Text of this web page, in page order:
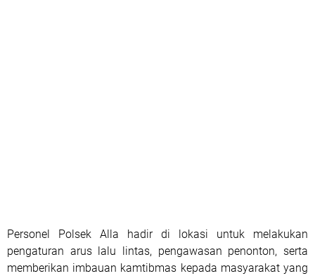
Personel Polsek Alla hadir di lokasi untuk melakukan
pengaturan arus lalu lintas, pengawasan penonton, serta
memberikan imbauan kamtibmas kepada masyarakat yang